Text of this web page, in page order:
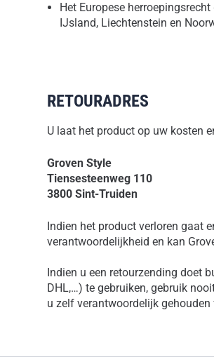
Het Europese
IJsland, Liechtenstein en
RETOURADRES
U laat het product op uw kosten
Groven Style
Tiensesteenweg 110
3800 Sint-Truiden
Indien het product verloren gaat
verantwoordelijkheid en kan
Indien u een retourzending doet
DHL,…) te gebruiken, gebruik
u zelf verantwoordelijk